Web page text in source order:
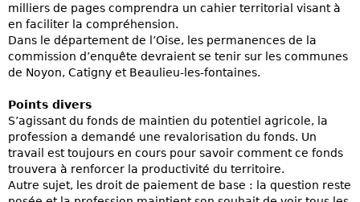
milliers de pages comprendra un cahier territorial visant à
en faciliter la compréhension.
Dans le département de l’Oise, les permanences de la
commission d’enquête devraient se tenir sur les communes
de Noyon, Catigny et Beaulieu-les-fontaines.
Points divers
S’agissant du fonds de maintien du potentiel agricole, la
profession a demandé une revalorisation du fonds. Un
travail est toujours en cours pour savoir comment ce fonds
trouvera à renforcer la productivité du territoire.
Autre sujet, les droit de paiement de base : la question reste